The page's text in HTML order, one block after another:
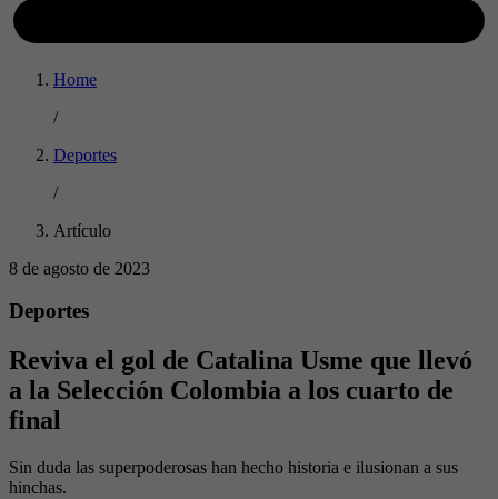
Home
/
Deportes
/
Artículo
8 de agosto de 2023
Deportes
Reviva el gol de Catalina Usme que llevó
a la Selección Colombia a los cuarto de
final
Sin duda las superpoderosas han hecho historia e ilusionan a sus
hinchas.